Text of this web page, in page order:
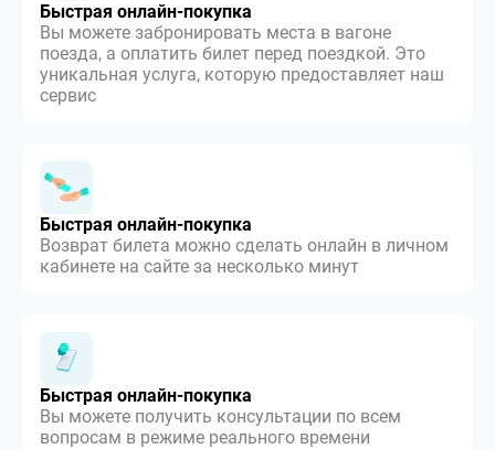
Быстрая онлайн-покупка
Вы можете забронировать места в вагоне
поезда, а оплатить билет перед поездкой. Это
уникальная услуга, которую предоставляет наш
сервис
Быстрая онлайн-покупка
Возврат билета можно сделать онлайн в личном
кабинете на сайте за несколько минут
Быстрая онлайн-покупка
Вы можете получить консультации по всем
вопросам в режиме реального времени